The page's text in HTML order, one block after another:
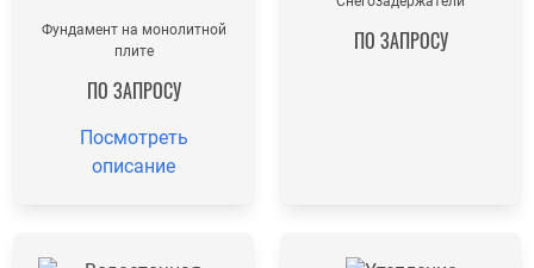
Фундамент на монолитной
плите
ПО ЗАПРОСУ
Посмотреть
описание
ПО ЗАПРОСУ